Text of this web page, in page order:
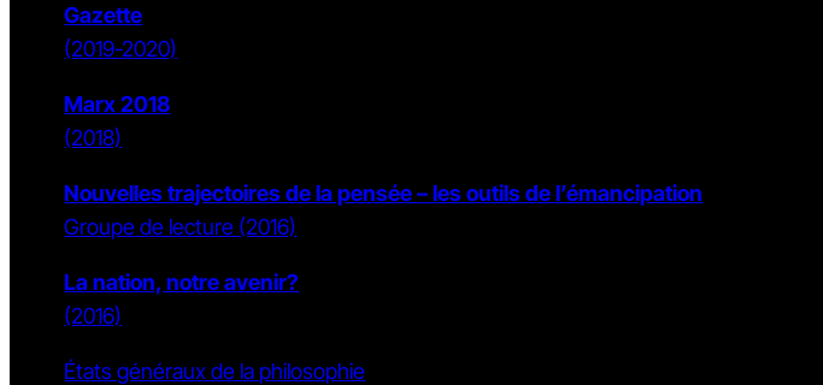
Gazette
(2019-2020)
Marx 2018
(2018)
Nouvelles trajectoires de la pensée – les outils de l’émancipation
Groupe de lecture (2016)
La nation, notre avenir?
(2016)
États généraux de la philosophie